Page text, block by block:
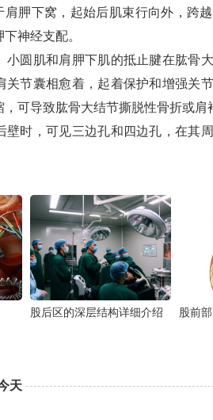
下窝，起始后肌束行向外，跨越
神经支配。
肌和肩胛下肌的抵止腱在肱骨大
关节囊相愈着，起着保护和增强关
可导致肱骨大结节撕脱性骨折或肩
，可见三边孔和四边孔，在其
股后区的深层结构详细介绍 股前
天